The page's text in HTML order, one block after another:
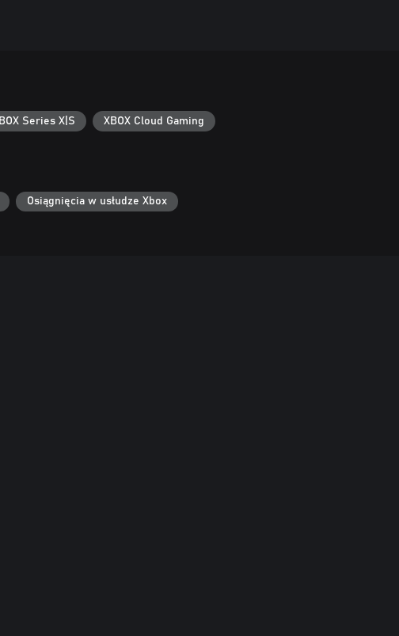
Series X|S XBOX Cloud Gaming
Osiągnięcia w usłudze Xbox